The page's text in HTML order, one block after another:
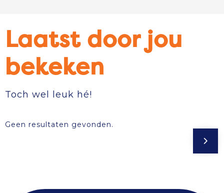
Laatst door jou
bekeken
Toch wel leuk hé!
Geen resultaten gevonden.